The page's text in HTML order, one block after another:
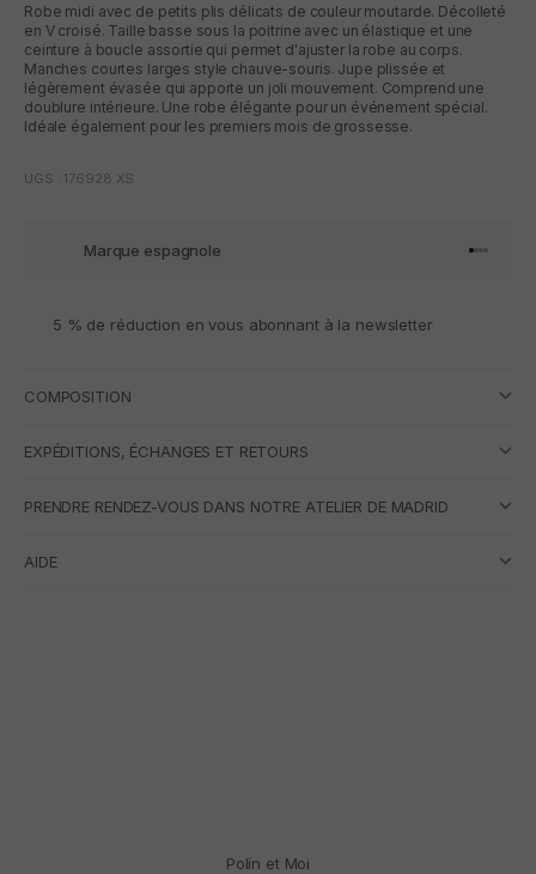
Robe midi avec de petits plis délicats de couleur moutarde. Décolleté
en V croisé. Taille basse sous la poitrine avec un élastique et une
ceinture à boucle assortie qui permet d'ajuster la robe au corps.
Manches courtes larges style chauve-souris. Jupe plissée et
légèrement évasée qui apporte un joli mouvement. Comprend une
doublure intérieure. Une robe élégante pour un événement spécial.
Idéale également pour les premiers mois de grossesse.
UGS : 176928.XS
Marque espagnole Aller à
Aller à
Aller à
Aller
5 % de réduction en vous abonnant à la newsletter
COMPOSITION
EXPÉDITIONS, ÉCHANGES ET RETOURS
PRENDRE RENDEZ-VOUS DANS NOTRE ATELIER DE MADRID
AIDE
Polín et Moi